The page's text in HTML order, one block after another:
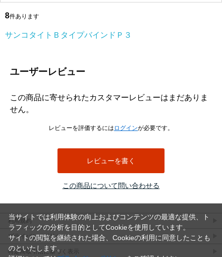
この商品について問い合わせる
8件あります
サンコタイトＢタイプバインドＰ３
ユーザーレビュー
この商品に寄せられたカスタマーレビューはまだありま
せん。
レビューを評価するには ログインが必要です。
レビューを書く
利用規約
プライバシーポリシー
特定商取引法に基づく表示
当サイトでは利用体験の向上およびコンテンツの最適な提供、ト
ラフィックの分析を目的としてCookieを使用しています。
サイトの閲覧を継続された場合、Cookieの利用に同意したことも
のといたします。